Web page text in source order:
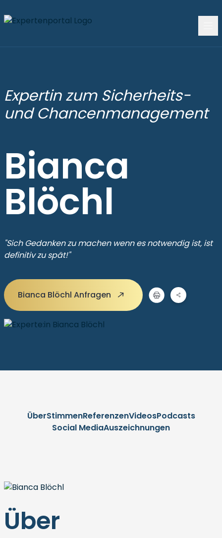
Expertin zum Sicherheits-
und Chancenmanagement
Bianca
Blöchl
"Sich Gedanken zu machen wenn es notwendig ist, ist
definitiv zu spät!"
Bianca Blöchl Anfragen
ÜberStimmenReferenzenVideosPodcasts
Social MediaAuszeichnungen
Über